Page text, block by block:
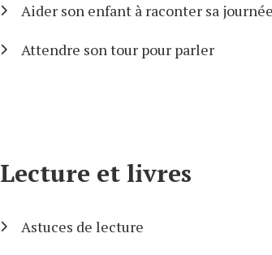
Aider son enfant à raconter sa journée
Attendre son tour pour parler
Lecture et livres
Astuces de lecture